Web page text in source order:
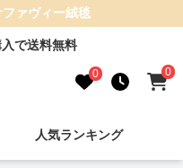
ァヴィー絨毯
で送料無料
0 0
人気ランキング